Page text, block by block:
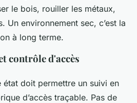
le bois, rouiller les métaux,
Un environnement sec, c’est la
à long terme.
contrôle d'accès
état doit permettre un suivi en
d’accès traçable. Pas de